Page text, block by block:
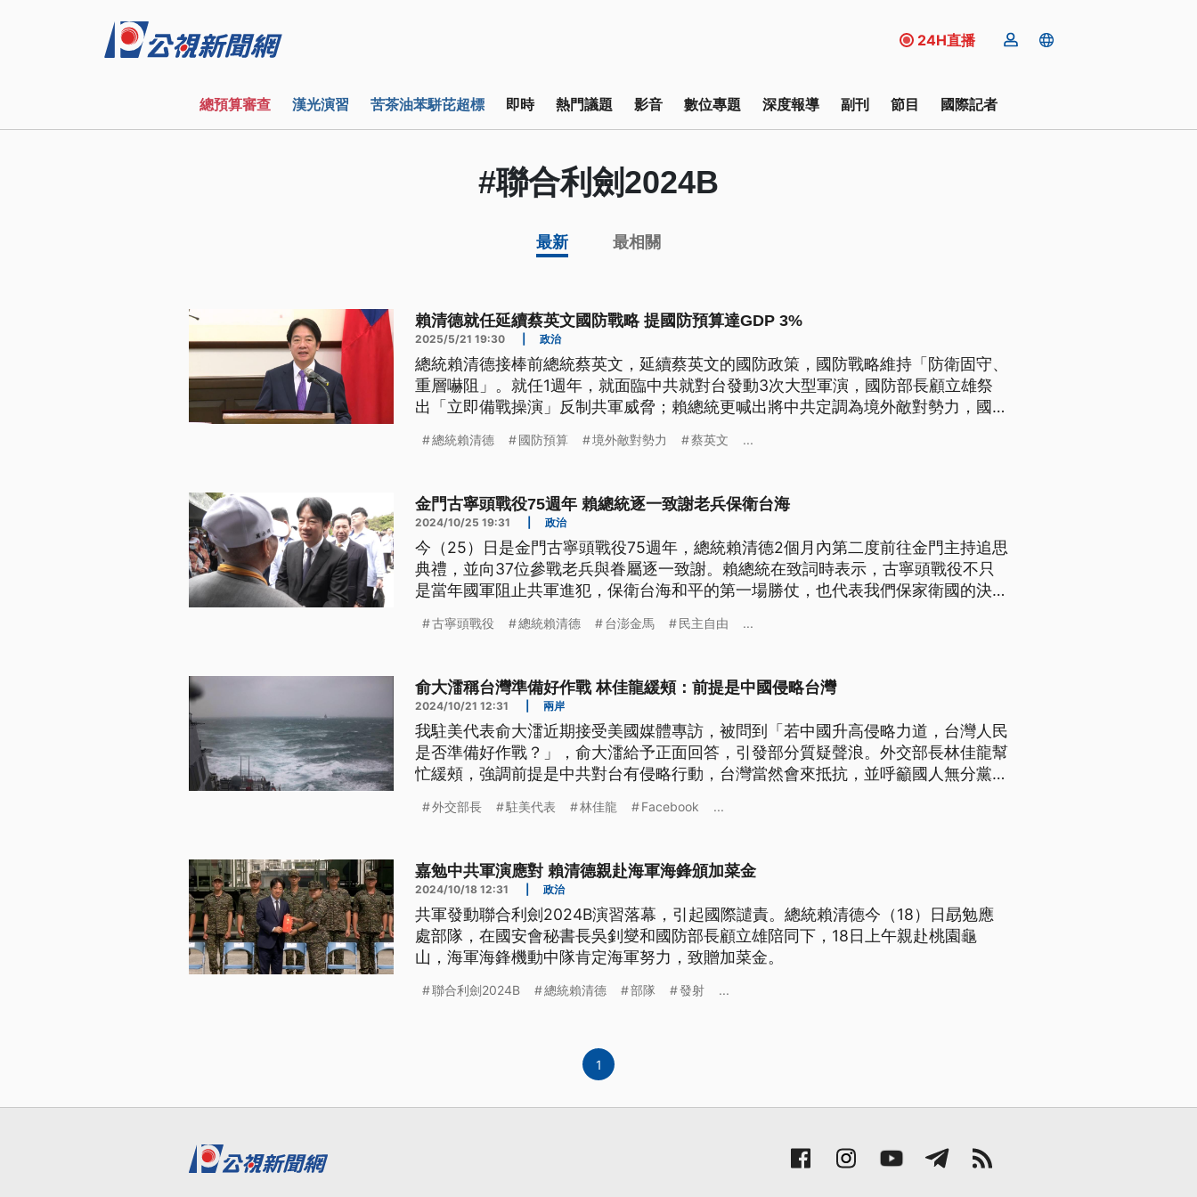
24H直播
總預算審查 漢光演習 苦茶油苯駢芘超標 即時 熱門議題 影音 數位專題 深度報導 副刊 節目 國際記者
#聯合利劍2024B
最新 最相關
賴清德就任延續蔡英文國防戰略 提國防預算達GDP 3%
2025/5/21 19:30 政治
總統賴清德接棒前總統蔡英文，延續蔡英文的國防政策，國防戰略維持「防衛固守、
重層嚇阻」。就任1週年，就面臨中共就對台發動3次大型軍演，國防部長顧立雄祭
出「立即備戰操演」反制共軍威脅；賴總統更喊出將中共定調為境外敵對勢力，國防
艦國造海鯤號，現在面臨進度延宕，為賴政府國防自主再添壓力，也考驗海軍、台船
總統賴清德 國防預算 境外敵對勢力 蔡英文 ...
金門古寧頭戰役75週年 賴總統逐一致謝老兵保衛台海
2024/10/25 19:31 政治
今（25）日是金門古寧頭戰役75週年，總統賴清德2個月內第二度前往金門主持追思
典禮，並向37位參戰老兵與眷屬逐一致謝。賴總統在致詞時表示，古寧頭戰役不只
是當年國軍阻止共軍進犯，保衛台海和平的第一場勝仗，也代表我們保家衛國的決
古寧頭戰役 總統賴清德 台澎金馬 民主自由 ...
俞大㵢稱台灣準備好作戰 林佳龍緩頰：前提是中國侵略台灣
2024/10/21 12:31 兩岸
我駐美代表俞大㵢近期接受美國媒體專訪，被問到「若中國升高侵略力道，台灣人民
是否準備好作戰？」，俞大㵢給予正面回答，引發部分質疑聲浪。外交部長林佳龍幫
忙緩頰，強調前提是中共對台有侵略行動，台灣當然會來抵抗，並呼籲國人無分黨派
外交部長 駐美代表 林佳龍 Facebook ...
嘉勉中共軍演應對 賴清德親赴海軍海鋒頒加菜金
2024/10/18 12:31 政治
共軍發動聯合利劍2024B演習落幕，引起國際譴責。總統賴清德今（18）日勗勉應
處部隊，在國安會秘書長吳釗燮和國防部長顧立雄陪同下，18日上午親赴桃園龜
山，海軍海鋒機動中隊肯定海軍努力，致贈加菜金。
聯合利劍2024B 總統賴清德 部隊 發射 ...
1